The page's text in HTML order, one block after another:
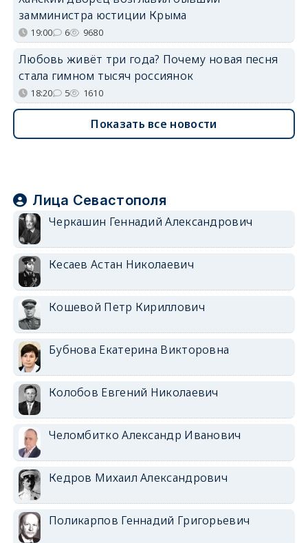
замминистра юстиции Крыма
19:00 6 9680
Любовь живёт три года? Почему новая песня
стала гимном тысяч россиянок
18:20 5 1610
Показать все новости
Лица Севастополя
Черкашин Геннадий Александрович
Кесаев Астан Николаевич
Кошевой Петр Кириллович
Бубнова Екатерина Викторовна
Колобов Евгений Николаевич
Челомбитко Александр Иванович
Кедров Михаил Александрович
Поликарпов Геннадий Григорьевич